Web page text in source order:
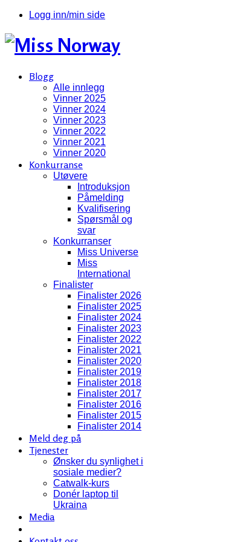
Logg inn/min side
Blogg
Alle innlegg
Vinner 2025
Vinner 2024
Vinner 2023
Vinner 2022
Vinner 2021
Vinner 2020
Konkurranse
Utøvere
Introduksjon
Påmelding
Kvalifisering
Spørsmål og
svar
Konkurranser
Miss Universe
Miss
International
Finalister
Finalister 2026
Finalister 2025
Finalister 2024
Finalister 2023
Finalister 2022
Finalister 2021
Finalister 2020
Finalister 2019
Finalister 2018
Finalister 2017
Finalister 2016
Finalister 2015
Finalister 2014
Meld deg på
Tjenester
Ønsker du synlighet i
sosiale medier?
Catwalk-kurs
Donér laptop til
Ukraina
Media